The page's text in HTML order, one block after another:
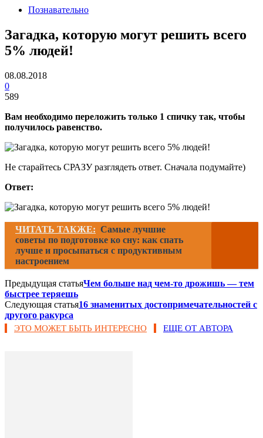
Познавательно
Загадка, которую могут решить всего
5% людей!
08.08.2018
0
589
Вам необходимо переложить только 1 спичку так, чтобы
получилось равенство.
Не старайтесь СРАЗУ разглядеть ответ. Сначала подумайте)
Ответ:
ЧИТАТЬ ТАКЖЕ: Самые лучшие
советы по подготовке ко сну: как спать
лучше и просыпаться с продуктивным
настроением
Предыдущая статьяЧем больше над чем-то дрожишь — тем
быстрее теряешь
Следующая статья16 знаменитых достопримечательностей с
другого ракурса
ЭТО МОЖЕТ БЫТЬ ИНТЕРЕСНО ЕЩЕ ОТ АВТОРА